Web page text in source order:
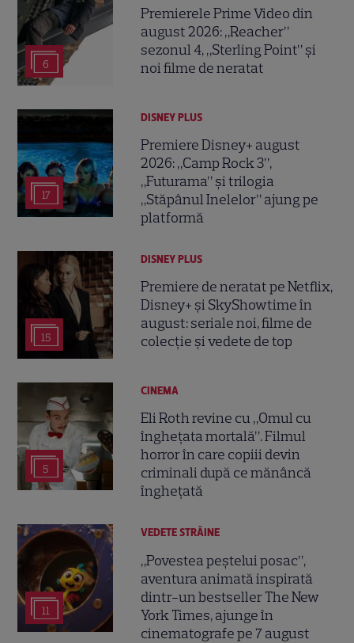
6
Premierele Prime Video din
august 2026: „Reacher”
sezonul 4, „Sterling Point” și
noi filme de neratat
17
DISNEY PLUS
Premiere Disney+ august
2026: „Camp Rock 3”,
„Futurama” și trilogia
„Stăpânul Inelelor” ajung pe
platformă
15
DISNEY PLUS
Premiere de neratat pe Netflix,
Disney+ și SkyShowtime în
august: seriale noi, filme de
colecție și vedete de top
5
CINEMA
Eli Roth revine cu „Omul cu
înghețata mortală”. Filmul
horror în care copiii devin
criminali după ce mănâncă
înghețată
11
VEDETE STRĂINE
„Povestea peștelui posac”,
aventura animată inspirată
dintr-un bestseller The New
York Times, ajunge în
cinematografe pe 7 august